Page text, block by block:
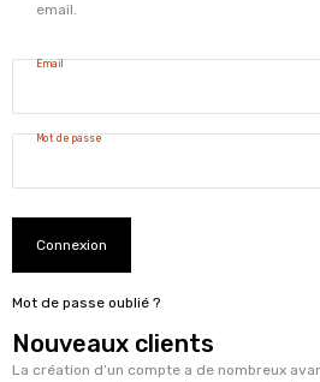
email.
Email
Mot de passe
Connexion
Mot de passe oublié ?
Nouveaux clients
La création d’un compte a de nombreux